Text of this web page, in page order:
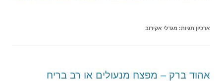
ארכיון תגיות: מגדלי אקירוב
אהוד ברק – מפצח מנעולים או רב בריח